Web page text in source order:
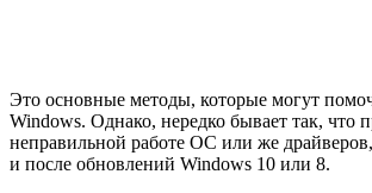
Это основные методы, которые могут
Windows. Однако, нередко бывает так, что
неправильной работе ОС или же драйверов,
и после обновлений Windows 10 или 8.